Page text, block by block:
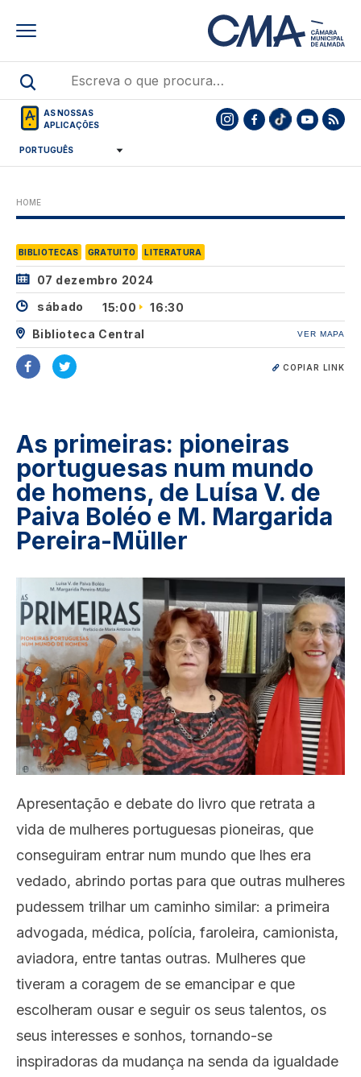
AS NOSSAS
APLICAÇÕES
HOME
BIBLIOTECAS GRATUITO LITERATURA
07 dezembro 2024
sábado
15:00
16:30
Biblioteca Central
VER MAPA
COPIAR LINK
As primeiras: pioneiras
portuguesas num mundo
de homens, de Luísa V. de
Paiva Boléo e M. Margarida
Pereira-Müller
Image
Apresentação e debate do livro que retrata a
vida de mulheres portuguesas pioneiras, que
conseguiram entrar num mundo que lhes era
vedado, abrindo portas para que outras mulheres
pudessem trilhar um caminho similar: a primeira
advogada, médica, polícia, faroleira, camionista,
aviadora, entre tantas outras. Mulheres que
tiveram a coragem de se emancipar e que
escolheram ousar e seguir os seus talentos, os
seus interesses e sonhos, tornando-se
inspiradoras da mudança na senda da igualdade